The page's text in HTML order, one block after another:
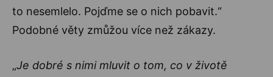
to nesemlelo. Pojďme se o nich pobavit.“
Podobné věty zmůžou více než zákazy.
„Je dobré s nimi mluvit o tom, co v životě